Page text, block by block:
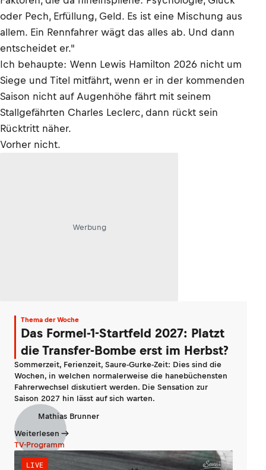
oder Pech, Erfüllung, Geld. Es ist eine Mischung aus
allem. Ein Rennfahrer wägt das alles ab. Und dann
entscheidet er."
Ich behaupte: Wenn Lewis Hamilton 2026 nicht um
Siege und Titel mitfährt, wenn er in der kommenden
Saison nicht auf Augenhöhe fährt mit seinem
Stallgefährten Charles Leclerc, dann rückt sein
Rücktritt näher.
Vorher nicht.
Werbung
Thema der Woche
Das Formel-1-Startfeld 2027: Platzt
die Transfer-Bombe erst im Herbst?
Sommerzeit, Ferienzeit, Saure-Gurke-Zeit: Dies sind die
Wochen, in welchen normalerweise die hanebüchensten
Fahrerwechsel diskutiert werden. Die Sensation zur
Saison 2027 hin lässt auf sich warten.
Mathias Brunner
Weiterlesen
TV-Programm
LIVE